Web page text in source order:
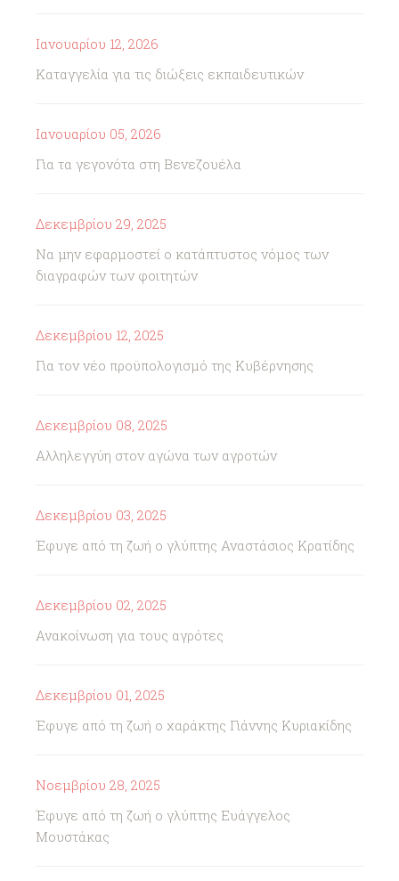
Ιανουαρίου 12, 2026
Καταγγελία για τις διώξεις εκπαιδευτικών
Ιανουαρίου 05, 2026
Για τα γεγονότα στη Βενεζουέλα
Δεκεμβρίου 29, 2025
Να μην εφαρμοστεί ο κατάπτυστος νόμος των
διαγραφών των φοιτητών
Δεκεμβρίου 12, 2025
Για τον νέο προϋπολογισμό της Κυβέρνησης
Δεκεμβρίου 08, 2025
Αλληλεγγύη στον αγώνα των αγροτών
Δεκεμβρίου 03, 2025
Έφυγε από τη ζωή ο γλύπτης Αναστάσιος Κρατίδης
Δεκεμβρίου 02, 2025
Ανακοίνωση για τους αγρότες
Δεκεμβρίου 01, 2025
Έφυγε από τη ζωή ο χαράκτης Γιάννης Κυριακίδης
Νοεμβρίου 28, 2025
Έφυγε από τη ζωή ο γλύπτης Ευάγγελος
Μουστάκας